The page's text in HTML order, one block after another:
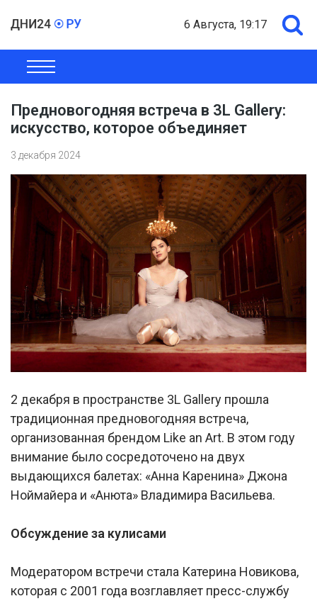
6 Августа, 19:17
ОБЩЕСТВО
Предновогодняя встреча в 3L Gallery:
искусство, которое объединяет
3 декабря 2024
2 декабря в пространстве 3L Gallery прошла
традиционная предновогодняя встреча,
организованная брендом Like an Art. В этом году
внимание было сосредоточено на двух
выдающихся балетах: «Анна Каренина» Джона
Ноймайера и «Анюта» Владимира Васильева.
Обсуждение за кулисами
Модератором встречи стала Катерина Новикова,
которая с 2001 года возглавляет пресс-службу